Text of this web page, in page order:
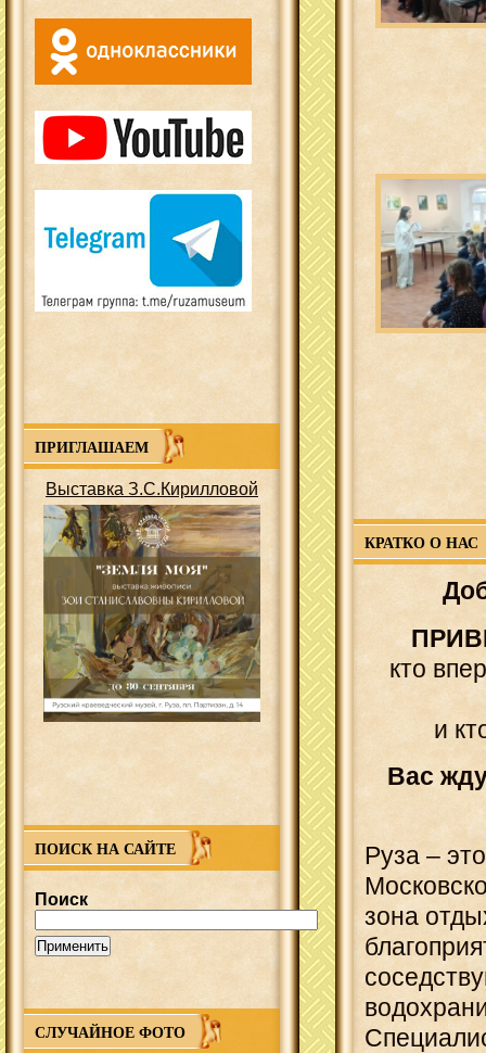
ПРИГЛАШАЕМ
Выставка З.С.Кирилловой
ПОИСК НА САЙТЕ
Поиск
СЛУЧАЙНОЕ ФОТО
КРАТКО О НАС
кто
и
Вас
Руза –
зона